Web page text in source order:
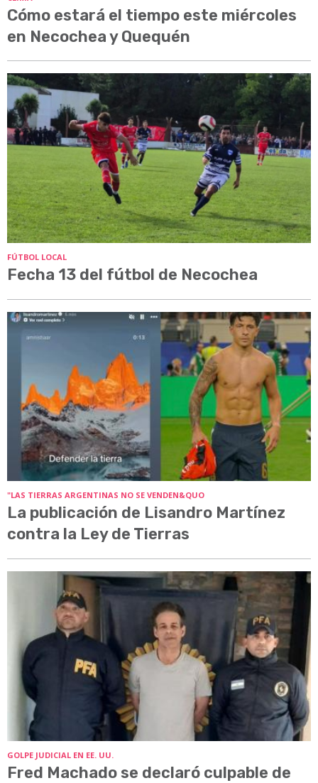
Cómo estará el tiempo este miércoles
en Necochea y Quequén
FÚTBOL LOCAL
Fecha 13 del fútbol de Necochea
"LAS TIERRAS ARGENTINAS NO SE VENDEN&QUO
La publicación de Lisandro Martínez
contra la Ley de Tierras
GOLPE JUDICIAL EN EE. UU.
Fred Machado se declaró culpable de